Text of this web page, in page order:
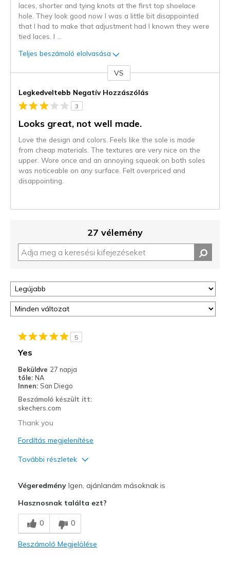
laces, shorter and tying knots at the first top shoelace
hole. They look good now I was a little bit disappointed
that I had to make that adjustment had I known they were
tied laces. I
Teljes beszámoló elolvasása
VS
Legkedveltebb Negatív Hozzászólás
3
Looks great, not well made.
Love the design and colors. Feels like the sole is made
from cheap materials. The textures are very nice on the
upper. Wore once and an annoying squeak on both soles
was noticeable on any surface. Felt overpriced and
disappointing.
27 vélemény
5
Yes
Beküldve 27 napja
tőle: NA
Innen: San Diego
Beszámoló készült itt:
skechers.com
Thank you
Fordítás megjelenítése
További részletek
Breathe Well
Comfortable
VégeredményIgen, ajánlanám másoknak is
Hasznosnak találta ezt?
0 0
Beszámoló Megjelölése